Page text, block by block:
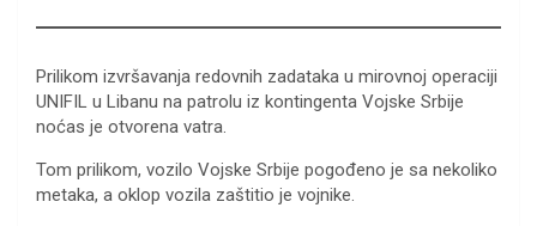
Prilikom izvršavanja redovnih zadataka u mirovnoj operaciji
UNIFIL u Libanu na patrolu iz kontingenta Vojske Srbije
noćas je otvorena vatra.
Tom prilikom, vozilo Vojske Srbije pogođeno je sa nekoliko
metaka, a oklop vozila zaštitio je vojnike.